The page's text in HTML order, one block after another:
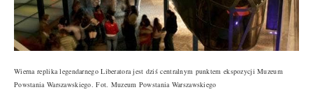
Wierna replika legendarnego Liberatora jest dziś centralnym punktem ekspozycji Muzeum
Powstania Warszawskiego. Fot. Muzeum Powstania Warszawskiego